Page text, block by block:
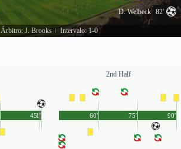
D. Welbeck 82'
Árbitro: J. Brooks Intervalo: 1-0
45'1'
2nd Half
90'
60' 75'